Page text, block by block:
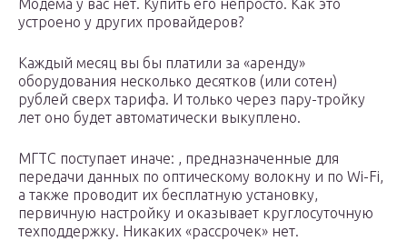
Модема у вас нет. Купить его непросто. Как это
устроено у других провайдеров?
Каждый месяц вы бы платили за «аренду»
оборудования несколько десятков (или сотен)
рублей сверх тарифа. И только через пару-тройку
лет оно будет автоматически выкуплено.
МГТС поступает иначе: , предназначенные для
передачи данных по оптическому волокну и по Wi-Fi,
а также проводит их бесплатную установку,
первичную настройку и оказывает круглосуточную
техподдержку. Никаких «рассрочек» нет.